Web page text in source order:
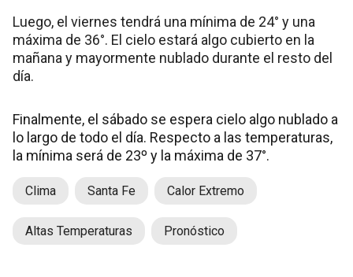
Luego, el viernes tendrá una mínima de 24° y una
máxima de 36°. El cielo estará algo cubierto en la
mañana y mayormente nublado durante el resto del
día.
Finalmente, el sábado se espera cielo algo nublado a
lo largo de todo el día. Respecto a las temperaturas,
la mínima será de 23º y la máxima de 37°.
Clima Santa Fe Calor Extremo
Altas Temperaturas Pronóstico